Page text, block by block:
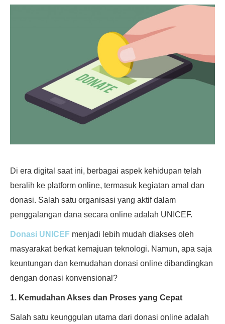
Di era digital saat ini, berbagai aspek kehidupan telah
beralih ke platform online, termasuk kegiatan amal dan
donasi. Salah satu organisasi yang aktif dalam
penggalangan dana secara online adalah UNICEF.
Donasi UNICEF menjadi lebih mudah diakses oleh
masyarakat berkat kemajuan teknologi. Namun, apa saja
keuntungan dan kemudahan donasi online dibandingkan
dengan donasi konvensional?
1. Kemudahan Akses dan Proses yang Cepat
Salah satu keunggulan utama dari donasi online adalah